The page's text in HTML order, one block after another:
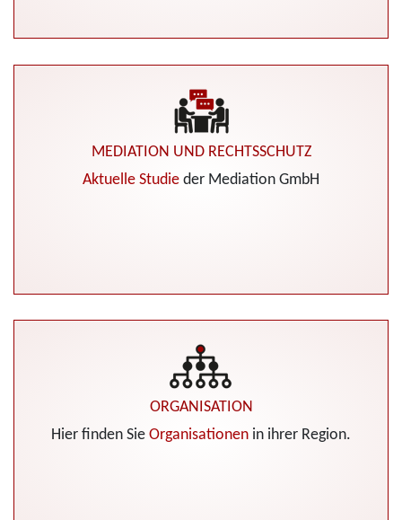
MEDIATION UND RECHTSSCHUTZ
Aktuelle Studie der Mediation GmbH
ORGANISATION
Hier finden Sie Organisationen in ihrer Region.